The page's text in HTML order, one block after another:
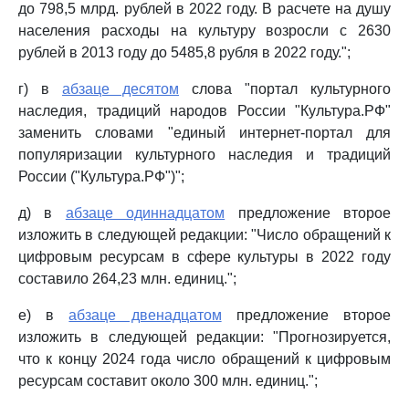
до 798,5 млрд. рублей в 2022 году. В расчете на душу
населения расходы на культуру возросли с 2630
рублей в 2013 году до 5485,8 рубля в 2022 году.";
г) в абзаце десятом слова "портал культурного
наследия, традиций народов России "Культура.РФ"
заменить словами "единый интернет-портал для
популяризации культурного наследия и традиций
России ("Культура.РФ")";
д) в абзаце одиннадцатом предложение второе
изложить в следующей редакции: "Число обращений к
цифровым ресурсам в сфере культуры в 2022 году
составило 264,23 млн. единиц.";
е) вабзаце двенадцатом предложение второе
изложить в следующей редакции: "Прогнозируется,
что к концу 2024 года число обращений к цифровым
ресурсам составит около 300 млн. единиц.";